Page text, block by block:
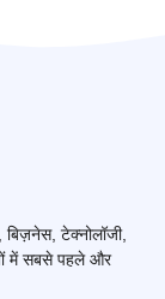
बिज़नेस, टेक्नोलॉजी,
में सबसे पहले और